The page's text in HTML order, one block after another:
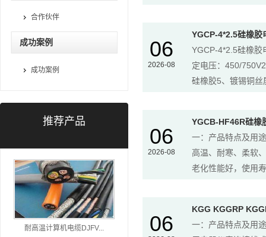
合作伙伴
成功案例
成功案例
推荐产品
耐高温计算机电缆DJFV...
06
2026-08
YGCP-4*2.5硅橡胶
YGCP-4*2.5硅橡胶
定电压：450/
硅橡胶5、镀锡铜丝
06
2026-08
YGCB-HF46R硅橡
一：产品特点及用
高温、耐寒、柔软
老化性能好，使用
06
KGG KGGRP
一：产品特点及用